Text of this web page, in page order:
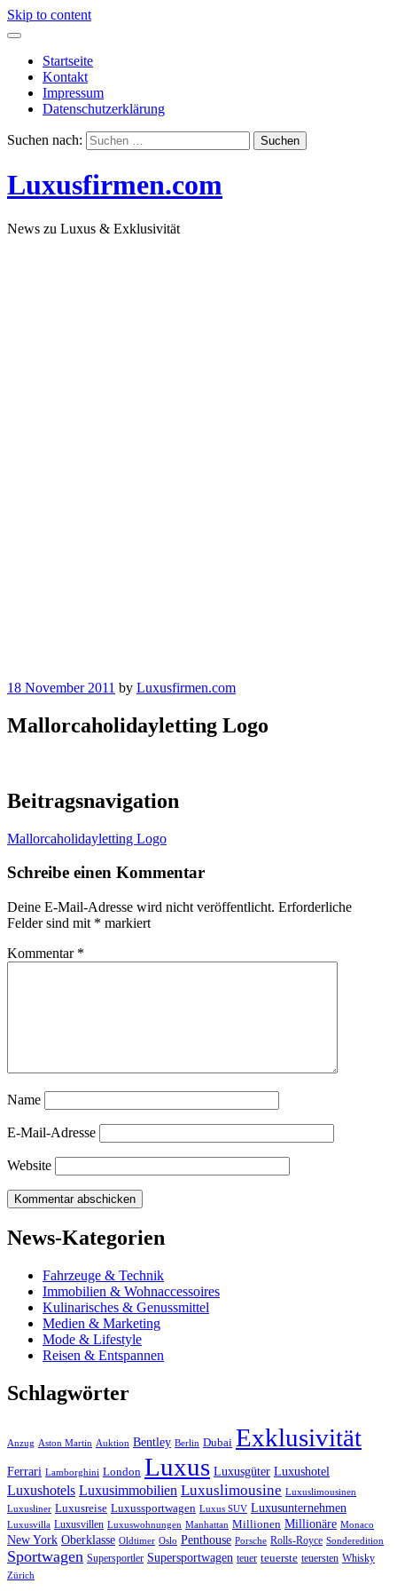
Skip to content
Startseite
Kontakt
Impressum
Datenschutzerklärung
Suchen nach:
Luxusfirmen.com
News zu Luxus & Exklusivität
18 November 2011 by Luxusfirmen.com
Mallorcaholidayletting Logo
Beitragsnavigation
Mallorcaholidayletting Logo
Schreibe einen Kommentar
Deine E-Mail-Adresse wird nicht veröffentlicht. Erforderliche
Felder sind mit * markiert
Kommentar *
Name
E-Mail-Adresse
Website
News-Kategorien
Fahrzeuge & Technik
Immobilien & Wohnaccessoires
Kulinarisches & Genussmittel
Medien & Marketing
Mode & Lifestyle
Reisen & Entspannen
Schlagwörter
Anzug Aston Martin Auktion Bentley Berlin Dubai Exklusivität
Ferrari Lamborghini London Luxus Luxusgüter Luxushotel
Luxushotels Luxusimmobilien Luxuslimousine Luxuslimousinen
Luxusliner Luxusreise Luxussportwagen Luxus SUV Luxusunternehmen
Luxusvilla Luxusvillen Luxuswohnungen Manhattan Millionen Millionäre Monaco
New York Oberklasse Oldtimer Oslo Penthouse Porsche Rolls-Royce Sonderedition
Sportwagen Supersportler Supersportwagen teuer teuerste teuersten Whisky
Zürich